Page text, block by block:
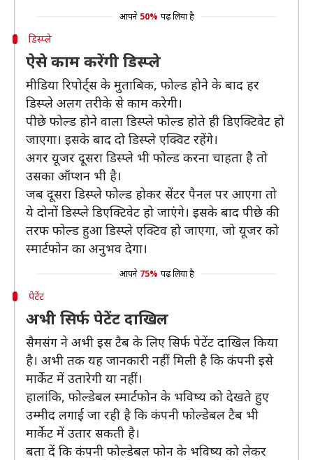
आपने 50% पढ़ लिया है
डिस्प्ले
ऐसे काम करेंगी डिस्प्ले
मीडिया रिपोर्ट्स के मुताबिक, फोल्ड होने के बाद हर
डिस्प्ले अलग तरीके से काम करेगी।
पीछे फोल्ड होने वाला डिस्प्ले फोल्ड होते ही डिएक्टिवेट हो
जाएगा। इसके बाद दो डिस्प्ले एक्विट रहेंगे।
अगर यूजर दूसरा डिस्प्ले भी फोल्ड करना चाहता है तो
उसका ऑप्शन भी है।
जब दूसरा डिस्प्ले फोल्ड होकर सेंटर पैनल पर आएगा तो
ये दोनों डिस्प्ले डिएक्टिवेट हो जाएंगे। इसके बाद पीछे की
तरफ फोल्ड हुआ डिस्प्ले एक्टिव हो जाएगा, जो यूजर को
स्मार्टफोन का अनुभव देगा।
आपने 75% पढ़ लिया है
पेटेंट
अभी सिर्फ पेटेंट दाखिल
सैमसंग ने अभी इस टैब के लिए सिर्फ पेटेंट दाखिल किया
है। अभी तक यह जानकारी नहीं मिली है कि कंपनी इसे
मार्केट में उतारेगी या नहीं।
हालांकि, फोल्डेबल स्मार्टफोन के भविष्य को देखते हुए
उम्मीद लगाई जा रही है कि कंपनी फोल्डेबल टैब भी
मार्केट में उतार सकती है।
बता दें कि कंपनी फोल्डेबल फोन के भविष्य को लेकर